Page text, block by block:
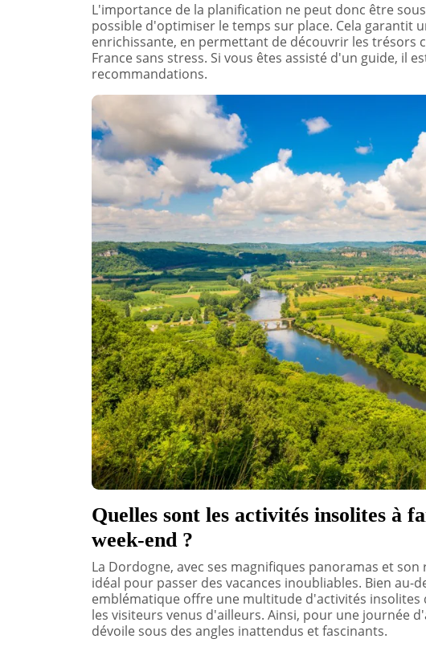
L'importance de la planification ne peut donc être
possible d'optimiser le temps sur place. Cela garantit
enrichissante, en permettant de découvrir les trésors
France sans stress. Si vous êtes assisté d'un guide, il
recommandations.
Quelles sont les activités insolites à
week-end ?
La Dordogne, avec ses magnifiques panoramas et
idéal pour passer des vacances inoubliables. Bien
emblématique offre une multitude d'activités
les visiteurs venus d'ailleurs. Ainsi, pour une journée
dévoile sous des angles inattendus et fascinants.